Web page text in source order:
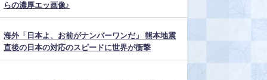
らの濃厚エッ画像♪
海外「日本よ、お前がナンバーワンだ」 熊本地震
直後の日本の対応のスピードに世界が衝撃